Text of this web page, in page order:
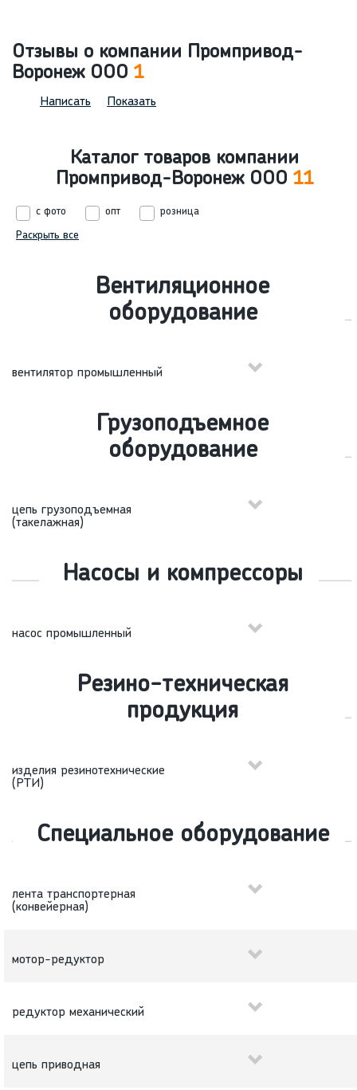
Отзывы о компании Промпривод-
Воронеж ООО 1
Написать Показать
Каталог товаров компании
Промпривод-Воронеж ООО 11
с фото опт
розница
Раскрыть все
Вентиляционное
оборудование
вентилятор промышленный
Грузоподъемное
оборудование
цепь грузоподъемная
(такелажная)
Насосы и компрессоры
насос промышленный
Резино-техническая
продукция
изделия резинотехнические
(РТИ)
Специальное оборудование
лента транспортерная
(конвейерная)
мотор-редуктор
редуктор механический
цепь приводная